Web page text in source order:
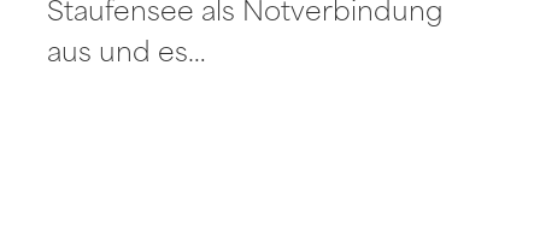
Staufensee als Notverbindung
aus und es…